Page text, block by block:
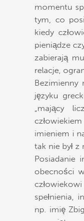
momentu
tym, co
kiedy
pieniądze
zabierają
relacje,
Bezimienny
języku
„mający
imieniem i
tak nie był
Posiadanie
obecności
spełnienia,
np. imię